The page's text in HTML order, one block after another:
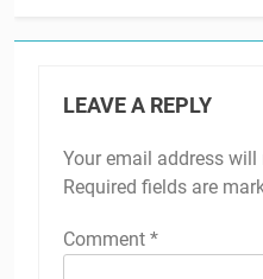
LEAVE A REPLY
Your email address
Required fields are
Comment *